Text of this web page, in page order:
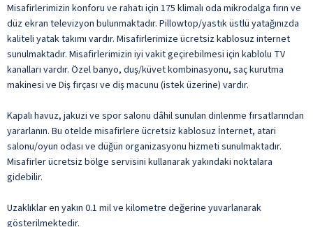
Misafirlerimizin konforu ve rahatı için 175 klimalı oda mikrodalga fırın ve
düz ekran televizyon bulunmaktadır. Pillowtop/yastık üstlü yatağınızda
kaliteli yatak takımı vardır. Misafirlerimize ücretsiz kablosuz internet
sunulmaktadır. Misafirlerimizin iyi vakit geçirebilmesi için kablolu TV
kanalları vardır. Özel banyo, duş/küvet kombinasyonu, saç kurutma
makinesi ve Diş fırçası ve diş macunu (istek üzerine) vardır.
Kapalı havuz, jakuzi ve spor salonu dâhil sunulan dinlenme fırsatlarından
yararlanın. Bu otelde misafirlere ücretsiz kablosuz İnternet, atari
salonu/oyun odası ve düğün organizasyonu hizmeti sunulmaktadır.
Misafirler ücretsiz bölge servisini kullanarak yakındaki noktalara
gidebilir.
Uzaklıklar en yakın 0.1 mil ve kilometre değerine yuvarlanarak
gösterilmektedir.